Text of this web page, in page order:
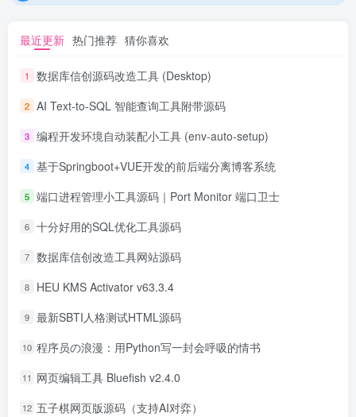
最近更新 热门推荐 猜你喜欢
1 数据库信创源码改造工具 (Desktop)
2 AI Text-to-SQL 智能查询工具附带源码
3 编程开发环境自动装配小工具 (env-auto-setup)
4 基于Springboot+VUE开发的前后端分离博客系统
5 端口进程管理小工具源码｜Port Monitor 端口卫士
6 十分好用的SQL优化工具源码
7 数据库信创改造工具网站源码
8 HEU KMS Activator v63.3.4
9 最新SBTI人格测试HTML源码
10 程序员の浪漫：用Python写一封会呼吸的情书
11 网页编辑工具 Bluefish v2.4.0
12 五子棋网页版源码（支持AI对弈）